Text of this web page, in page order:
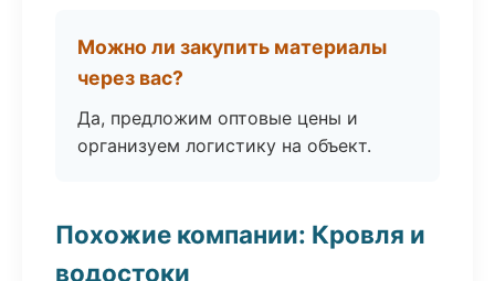
Можно ли закупить материалы
через вас?
Да, предложим оптовые цены и
организуем логистику на объект.
Похожие компании: Кровля и
водостоки